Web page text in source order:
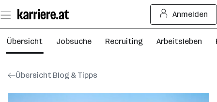
Seiteninhalt
springen
Anmelden
Übersicht Jobsuche Recruiting Arbeitsleben
Übersicht Blog & Tipps